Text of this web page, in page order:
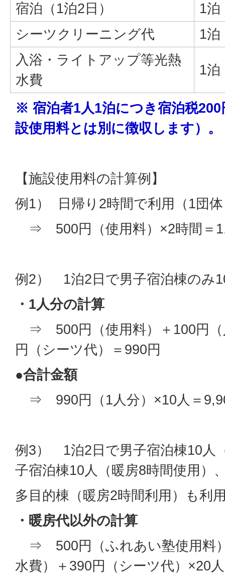
宿泊（1泊2日）
1泊
シーツクリーニング代
1泊
入浴・ライトアップ等光熱
水費
1泊
※ 宿泊者1人1泊につき宿泊税
設使用料とは別に徴収します）。
【施設使用料の計算例】
例1） 日帰り2時間で利用（1団
⇒ 500円（使用料）×2時間＝
例2） 1泊2日で男子宿泊棟のみ
・1人分の計算
⇒ 500円（使用料）＋100円（
円（シーツ代）＝990円
●合計金額
⇒ 990円（1人分）×10人＝
例3） 1泊2日で男子宿泊棟10人
子宿泊棟10人（暖房8時間使用）
多目的棟（暖房2時間利用）も利
・暖房代以外の計算
⇒ 500円（ふれあい塾使用料
水費）＋390円（シーツ代）×20人